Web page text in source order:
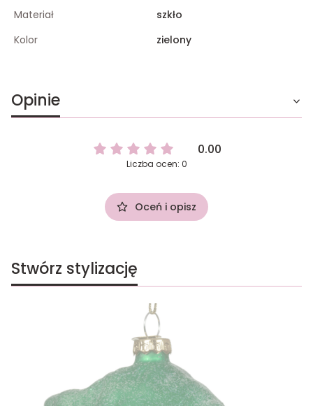
Materiał
szkło
Kolor
zielony
Opinie
0.00
Liczba ocen: 0
Oceń i opisz
Stwórz stylizację